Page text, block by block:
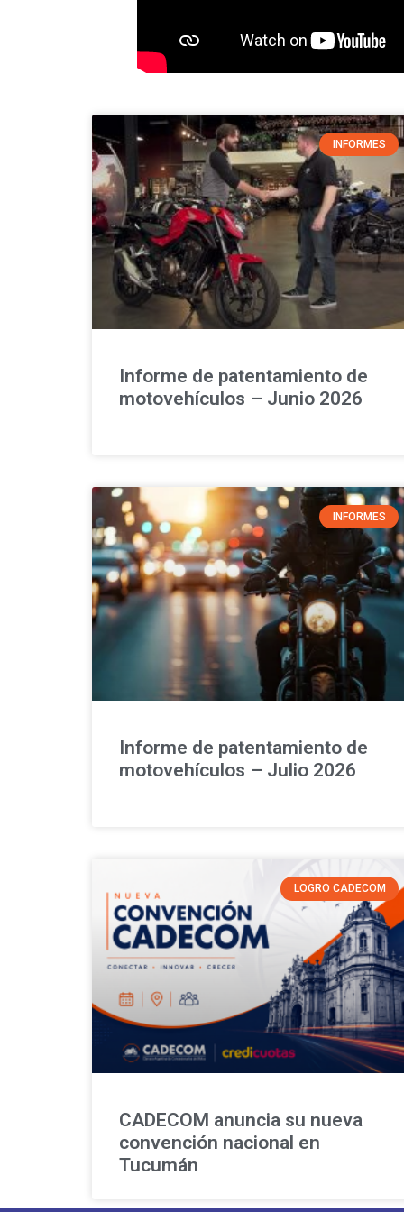
INFORMES
Informe de patentamiento de
motovehículos – Junio 2026
INFORMES
Informe de patentamiento de
motovehículos – Julio 2026
LOGRO CADECOM
CADECOM anuncia su nueva
convención nacional en
Tucumán